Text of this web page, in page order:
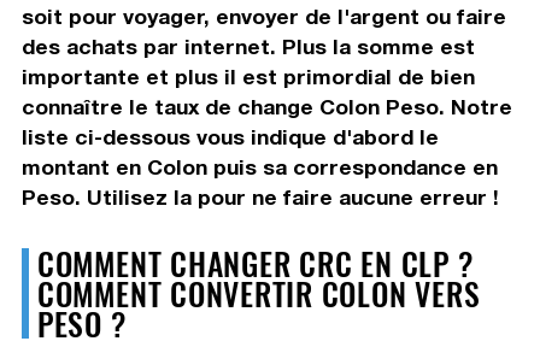
soit pour voyager, envoyer de l'argent ou faire
des achats par internet. Plus la somme est
importante et plus il est primordial de bien
connaître le taux de change Colon Peso. Notre
liste ci-dessous vous indique d'abord le
montant en Colon puis sa correspondance en
Peso. Utilisez la pour ne faire aucune erreur !
COMMENT CHANGER CRC EN CLP ?
COMMENT CONVERTIR COLON VERS
PESO ?